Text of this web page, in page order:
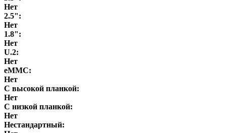
Нет
2.5":
Нет
1.8":
Нет
U.2:
Нет
eMMC:
Нет
С высокой планкой:
Нет
С низкой планкой:
Нет
Нестандартный: